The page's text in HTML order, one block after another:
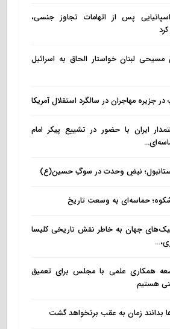
اسپانیایی پس از اتهامات تجاوز جنسی،
مسیحی لبنان خواستار الحاق به اسرائیل
جزیره مهاجران در سالگرد استقلال آمریکا
ایران با حضور در تشییع پیکر امام
نبضِ وحدت در سوگِ حسین(ع)
حماسه‌ای به وسعت تاریخ
جهان به خاطر نقش تاریخی کلیسا
همکاری علمی با مجلس برای تعمیق
هستیم
بدانند زمان به عقب برنخواهد گشت